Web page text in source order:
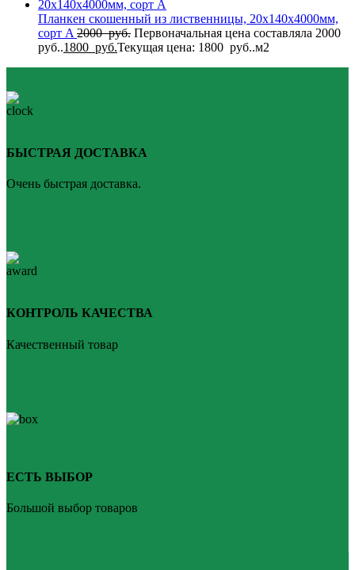
Планкен скошенный из лиственницы, 20x140x4000мм,
сорт A 2000руб. Первоначальная цена составляла 2000
руб..1800 руб.Текущая цена: 1800 руб..м2
БЫСТРАЯ ДОСТАВКА
Очень быстрая доставка.
КОНТРОЛЬ КАЧЕСТВА
Качественный товар
ЕСТЬ ВЫБОР
Большой выбор товаров